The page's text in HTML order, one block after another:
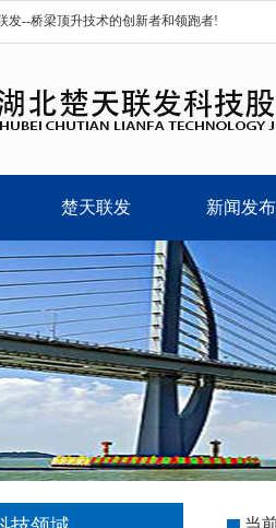
发--桥梁顶升技术的创新者和领跑者!
楚天联发 新闻发布
当